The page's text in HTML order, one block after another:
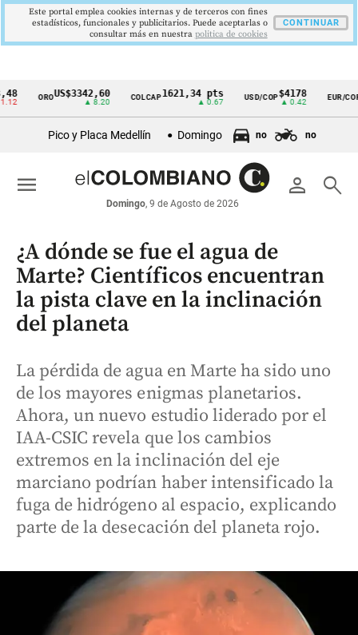
Cintillo
económicos
Colombia
ORO US$3342,60 COLCAP1621,34 pts USD/COP$4178
▲ 0.42
EUR/COP
Pico y Placa Medellín Domingo no no
person search
Domingo, 9 de Agosto de 2026
menu
¿A dónde se fue el agua de
Marte? Científicos encuentran
la pista clave en la inclinación
del planeta
La pérdida de agua en Marte ha sido uno
de los mayores enigmas planetarios.
Ahora, un nuevo estudio liderado por el
IAA-CSIC revela que los cambios
extremos en la inclinación del eje
marciano podrían haber intensificado la
fuga de hidrógeno al espacio, explicando
parte de la desecación del planeta rojo.
Este portal emplea cookies internas y de terceros con fines
estadísticos, funcionales y publicitarios. Puede aceptarlas o
consultar más en nuestra politica de cookies
CONTINUAR